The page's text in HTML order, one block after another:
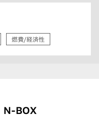
燃費/経済性
N-BOX